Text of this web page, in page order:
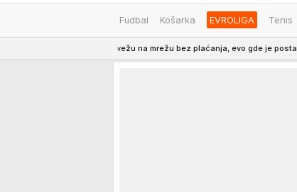
ODRŽIVA BUDUĆNOST REGION
Fudbal Košarka EVROLIGA Tenis
da se povežu na mrežu bez plaćanja, evo gde je postavljena nova zona